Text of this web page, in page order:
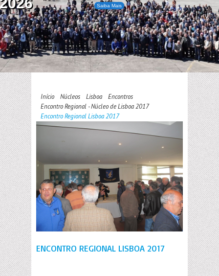
Saiba Mais
Início Núcleos Lisboa
Encontros
Encontro Regional - Núcleo de Lisboa 2017
Encontro Regional Lisboa 2017
ENCONTRO REGIONAL LISBOA 2017